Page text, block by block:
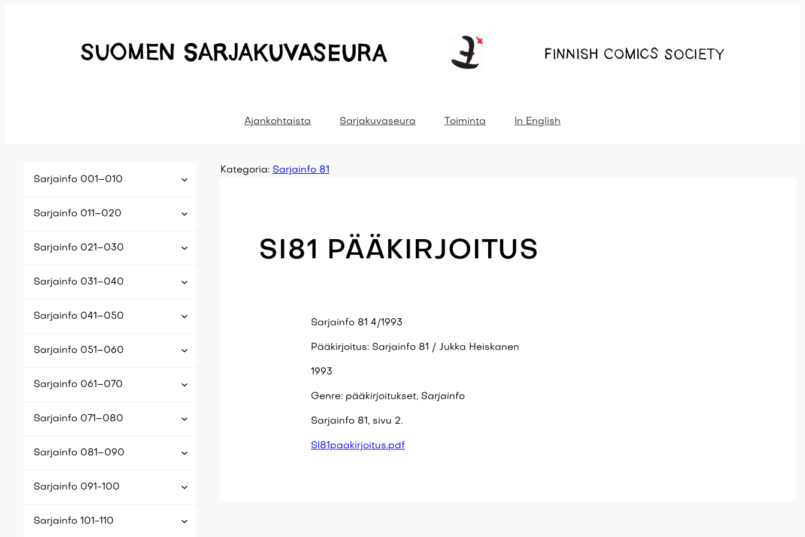
Ajankohtaista Sarjakuvaseura Toiminta In English
Sarjainfo 001–010
Sarjainfo 011–020
Sarjainfo 021–030
Sarjainfo 031–040
Sarjainfo 041–050
Sarjainfo 051–060
Sarjainfo 061–070
Sarjainfo 071–080
Sarjainfo 081–090
Sarjainfo 091-100
Sarjainfo 101-110
Kategoria: Sarjainfo 81
SI81 PÄÄKIRJOITUS
Sarjainfo 81 4/1993
Pääkirjoitus: Sarjainfo 81 / Jukka Heiskanen
1993
Genre: pääkirjoitukset, Sarjainfo
Sarjainfo 81, sivu 2.
SI81paakirjoitus.pdf